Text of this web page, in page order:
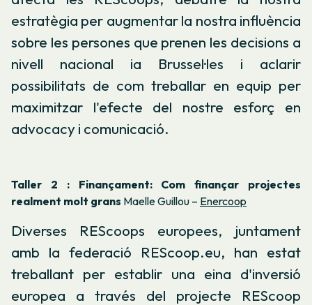
estratègia per augmentar la nostra influència
sobre les persones que prenen les decisions a
nivell nacional ia Brussel·les i aclarir
possibilitats de com treballar en equip per
maximitzar l'efecte del nostre esforç en
advocacy i comunicació.
Taller 2 : Finançament: Com finançar projectes
realment molt grans Maelle Guillou – Enercoop
Diverses REScoops europees, juntament
amb la federació REScoop.eu, han estat
treballant per establir una eina d'inversió
europea a través del projecte REScoop